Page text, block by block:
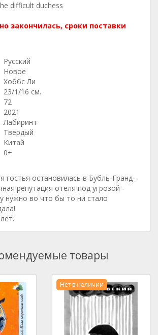
difficult duchess
закончилась, сроки поставки
Русский
Новое
Хоббс Ли
23/1/16 см.
72
2021
Лабиринт
Твердый
Китай
0+
гостья остановилась в Бубль-Гранд-
репутация отеля под угрозой -
нужно во что бы то ни стало
товары
Нет в наличии